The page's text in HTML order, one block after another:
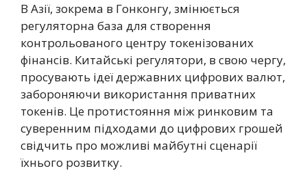
В Азії, зокрема в Гонконгу, змінюється
регуляторна база для створення
контрольованого центру токенізованих
фінансів. Китайські регулятори, в свою чергу,
просувають ідеї державних цифрових валют,
забороняючи використання приватних
токенів. Це протистояння між ринковим та
суверенним підходами до цифрових грошей
свідчить про можливі майбутні сценарії
їхнього розвитку.